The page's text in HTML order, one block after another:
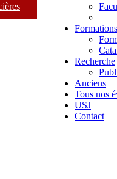
Recherche
Anciens
Tous nos
USJ
Contact